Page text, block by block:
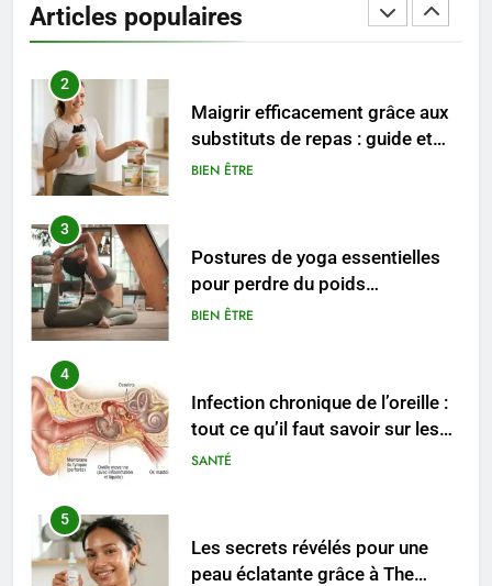
Articles populaires
ENTREPRISE
2
Maigrir efficacement grâce aux
substituts de repas : guide et
conseils pratiques
BIEN ÊTRE
3
Postures de yoga essentielles
pour perdre du poids
rapidement et durable
BIEN ÊTRE
4
Infection chronique de l’oreille :
tout ce qu’il faut savoir sur les
saignements
SANTÉ
5
Les secrets révélés pour une
peau éclatante grâce à The